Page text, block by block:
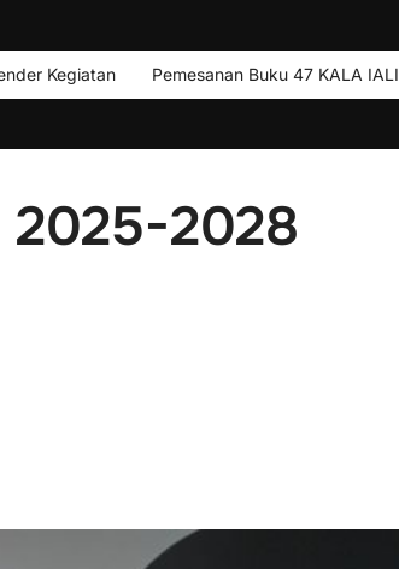
Kegiatan Pemesanan Buku 47 KALA IALI
2025-2028